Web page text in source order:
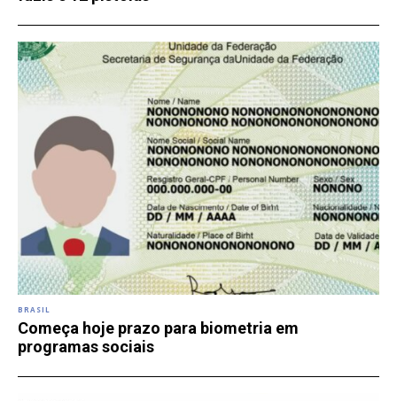
BRASIL
Começa hoje prazo para biometria em
programas sociais